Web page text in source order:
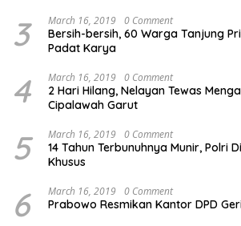
3 March 16, 2019 0 Comment
Bersih-bersih, 60 Warga Tanjung
Padat Karya
4 March 16, 2019 0 Comment
2 Hari Hilang, Nelayan Tewas
Cipalawah Garut
5 March 16, 2019 0 Comment
14 Tahun Terbunuhnya Munir, Polri
Khusus
6 March 16, 2019 0 Comment
Prabowo Resmikan Kantor DPD